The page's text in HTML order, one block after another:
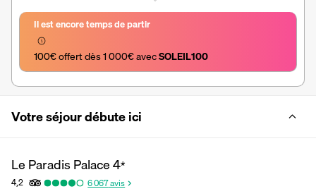
Il est encore temps de partir
100€ offert dès 1 000€ avec SOLEIL100
Votre séjour débute ici
Le Paradis Palace4*
4,2 6 067avis